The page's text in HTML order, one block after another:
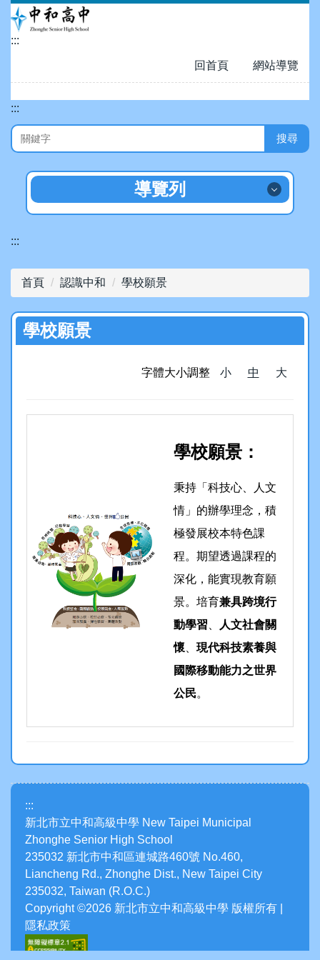
跳
到
主
內
區
:::
回首頁 網站導覽
:::
搜尋
導覽列
招生專區
數位校園
處室章則
分機信箱
意見反映
:::
首頁 認識中和 學校願景
學校願景
字體大小調整 小 中 大
學校願景：
秉持「科技心、人文
情」的辦學理念，積
極發展校本特色課
程。期望透過課程的
深化，能實現教育願
景。培育兼具跨境行
動學習
人文社會關
懷
現代科技素養與
國際移動能力之世界
公民。
:::
新北市立中和高級中學 New Taipei Municipal
Zhonghe Senior High School
235032 新北市中和區連城路460號 No.460,
Liancheng Rd., Zhonghe Dist., New Taipei City
235032, Taiwan (R.O.C.)
Copyright ©2026 新北市立中和高級中學 版權所有 |
隱私政策